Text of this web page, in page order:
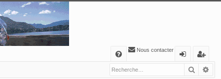
FA
Nous contacter
’e